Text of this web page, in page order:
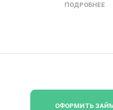
ПОДРОБНЕЕ
ОФОРМИТЬ